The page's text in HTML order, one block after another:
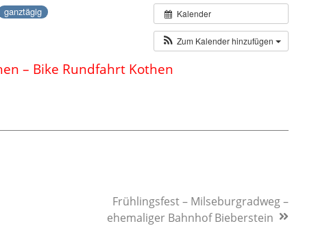
Kalender
Zum Kalender hinzufügen
ganztägig
– Bike Rundfahrt Kothen
Frühlingsfest – Milseburgradweg –
ehemaliger Bahnhof Bieberstein